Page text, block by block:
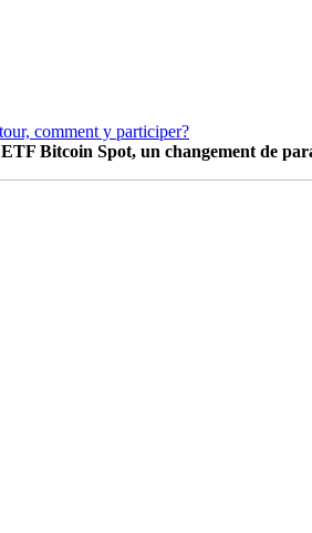
ETF Bitcoin Spot, un changement de